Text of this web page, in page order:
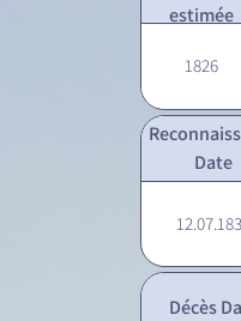
estimée
1826
Date
Décès